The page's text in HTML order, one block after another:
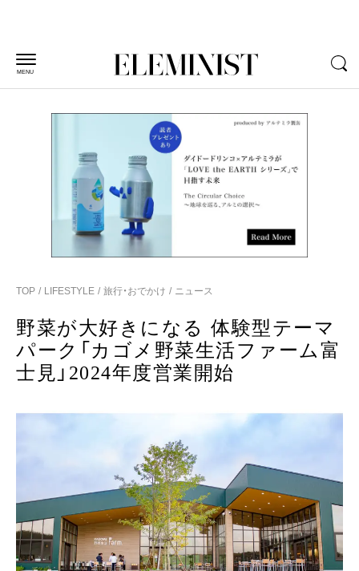
MENU
TOP LIFESTYLE 旅行・おでかけ ニュース
野菜が大好きになる 体験型テーマ
パーク「カゴメ野菜生活ファーム富
士見」2024年度営業開始